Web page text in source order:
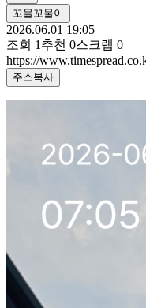
꼬물꼬물이
2026.06.01 19:05
조회 1 추천 0스크랩 0
https://
주소복사